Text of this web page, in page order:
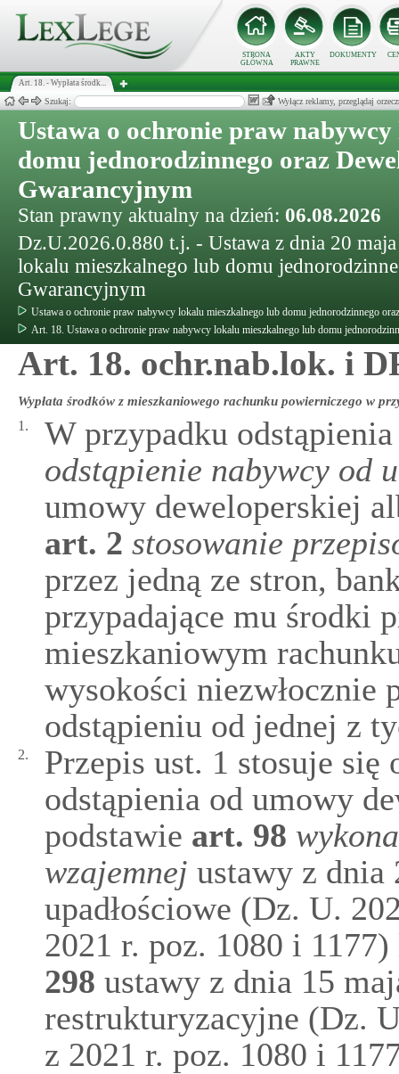
STRONA
GŁÓWNA
AKTY
PRAWNE
DOKUMENTY
Art. 18. - Wypłata środk...
Szukaj: Wyłącz reklamy, przeglądaj
Ustawa o ochronie praw
domu jednorodzinnego oraz
Gwarancyjnym
Stan prawny aktualny na dzień: 06.08.2026
Dz.U.2026.0.880 t.j. - Ustawa z dnia 20
lokalu mieszkalnego lub domu
Gwarancyjnym
Ustawa o ochronie praw nabywcy lokalu mieszkalnego lub domu jednorodzinnego
Art. 18. Ustawa o ochronie praw nabywcy lokalu mieszkalnego lub domu
Art. 18. ochr.nab.lok. i
Wypłata środków z mieszkaniowego rachunku powierniczego w
1.
W przypadku
odstąpienie nabywcy od
umowy deweloperskiej
art. 2 stosowanie
przez jedną ze stron,
przypadające mu środki
mieszkaniowym
wysokości niezwłocznie
odstąpieniu od jednej z
2.
Przepis ust. 1 stosuje
odstąpienia od umowy
podstawie art. 98
wzajemnej ustawy z dnia
upadłościowe (Dz. U.
2021 r. poz. 1080 i
298 ustawy z dnia 15
restrukturyzacyjne (Dz.
z 2021 r. poz. 1080 i